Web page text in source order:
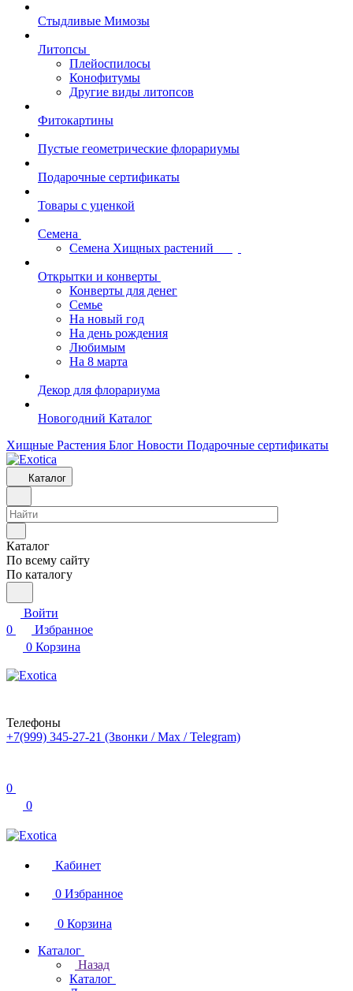
Стыдливые Мимозы
Литопсы
Плейоспилосы
Конофитумы
Другие виды литопсов
Фитокартины
Пустые геометрические флорариумы
Подарочные сертификаты
Товары с уценкой
Семена
Семена Хищных растений
Открытки и конверты
Конверты для денег
Семье
На новый год
На день рождения
Любимым
На 8 марта
Декор для флорариума
Новогодний Каталог
Хищные Растения Блог Новости Подарочные сертификаты
Каталог
Каталог
По всему сайту
По каталогу
Войти
0
Избранное
0 Корзина
Телефоны
+7(999) 345-27-21 (Звонки / Max / Telegram)
0
0
Кабинет
0 Избранное
0 Корзина
Каталог
Назад
Каталог